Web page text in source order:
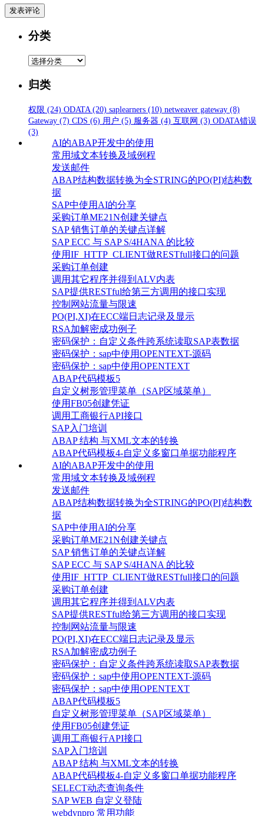
分类
分
归类
权限 (24) ODATA (20) saplearners (10) netweaver gateway (8)
Gateway (7) CDS (6) 用户 (5) 服务器 (4) 互联网 (3) ODATA错误
(3)
AI的ABAP开发中的使用
常用域文本转换及域例程
发送邮件
ABAP结构数据转换为全STRING的PO(PI)结构数
据
SAP中使用AI的分享
采购订单ME21N创建关键点
SAP 销售订单的关键点详解
SAP ECC 与 SAP S/4HANA 的比较
使用IF_HTTP_CLIENT做RESTfull接口的问题
采购订单创建
调用其它程序并得到ALV内表
SAP提供RESTful给第三方调用的接口实现
控制网站流量与限速
PO(PI,XI)在ECC端日志记录及显示
RSA加解密成功例子
密码保护：自定义条件跨系统读取SAP表数据
密码保护：sap中使用OPENTEXT-源码
密码保护：sap中使用OPENTEXT
ABAP代码模板5
自定义树形管理菜单（SAP区域菜单）
使用FB05创建凭证
调用工商银行API接口
SAP入门培训
ABAP 结构 与XML文本的转换
ABAP代码模板4-自定义多窗口单据功能程序
AI的ABAP开发中的使用
常用域文本转换及域例程
发送邮件
ABAP结构数据转换为全STRING的PO(PI)结构数
据
SAP中使用AI的分享
采购订单ME21N创建关键点
SAP 销售订单的关键点详解
SAP ECC 与 SAP S/4HANA 的比较
使用IF_HTTP_CLIENT做RESTfull接口的问题
采购订单创建
调用其它程序并得到ALV内表
SAP提供RESTful给第三方调用的接口实现
控制网站流量与限速
PO(PI,XI)在ECC端日志记录及显示
RSA加解密成功例子
密码保护：自定义条件跨系统读取SAP表数据
密码保护：sap中使用OPENTEXT-源码
密码保护：sap中使用OPENTEXT
ABAP代码模板5
自定义树形管理菜单（SAP区域菜单）
使用FB05创建凭证
调用工商银行API接口
SAP入门培训
ABAP 结构 与XML文本的转换
ABAP代码模板4-自定义多窗口单据功能程序
SELECT动态查询条件
SAP WEB 自定义登陆
webdynpro 常用功能